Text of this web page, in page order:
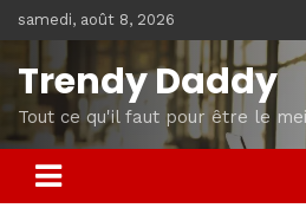
to
content
samedi, août 8, 2026
Trendy Daddy
Tout ce qu'il faut pour être le